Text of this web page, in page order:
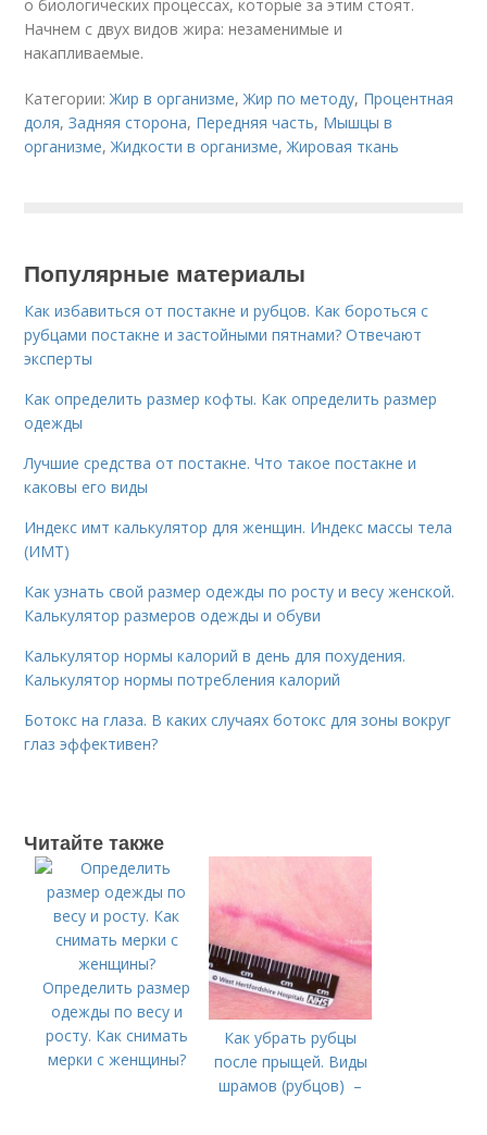
о биологических процессах, которые за этим стоят.
Начнем с двух видов жира: незаменимые и
накапливаемые.
Категории:Жир в организме,Жир по методу, Процентная
доля,Задняя сторона, Передняя часть, Мышцы в
организме,Жидкости в организме,Жировая ткань
Популярные материалы
Как избавиться от постакне и рубцов. Как бороться с
рубцами постакне и застойными пятнами? Отвечают
эксперты
Как определить размер кофты. Как определить размер
одежды
Лучшие средства от постакне. Что такое постакне и
каковы его виды
Индекс имт калькулятор для женщин. Индекс массы тела
(ИМТ)
Как узнать свой размер одежды по росту и весу женской.
Калькулятор размеров одежды и обуви
Калькулятор нормы калорий в день для похудения.
Калькулятор нормы потребления калорий
Ботокс на глаза. В каких случаях ботокс для зоны вокруг
глаз эффективен?
Читайте также
Определить размер
одежды по весу и
росту. Как снимать
мерки с женщины?
Как убрать рубцы
после прыщей. Виды
шрамов (рубцов) –